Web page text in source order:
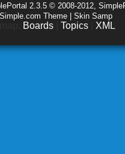
2.3.5 © 2008-2012,
Theme | Skin Samp
Boards Topics XML